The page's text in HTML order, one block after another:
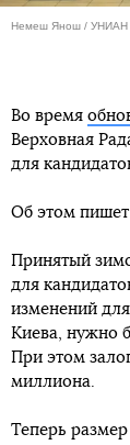
Немеш Янош / УНИАН
Во время
Верховная
для
Об этом
Принятый
для
изменений
Киева, нужно
При этом
миллиона.
Теперь размер